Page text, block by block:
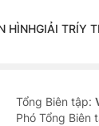
HÌNHGIẢI TRÍY
Tổng Biên tập:
Phó Tổng Biên